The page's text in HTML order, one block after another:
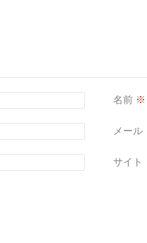
名前 ※
メール
サイト